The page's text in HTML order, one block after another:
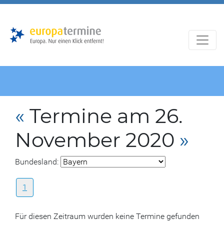
« Termine am 26.
November 2020 »
Bundesland:
1
Für diesen Zeitraum wurden keine Termine gefunden